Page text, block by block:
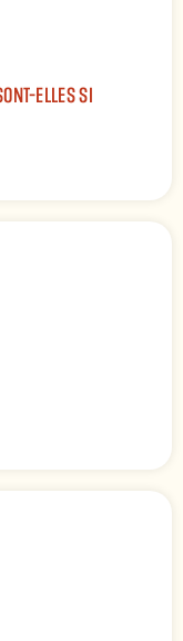
ELLES SI